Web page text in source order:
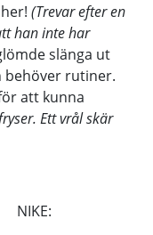
(Trevar efter en
han inte har
slänga ut
behöver rutiner.
att kunna
Ett vrål skär
NIKE: